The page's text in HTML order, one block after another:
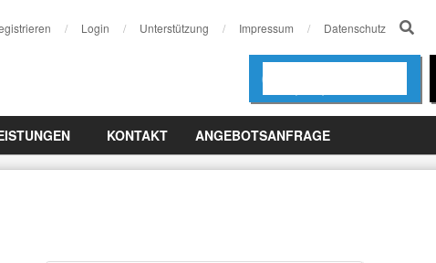
Login Unterstützung Impressum Datenschutz Search
KONTAKT ANGEBOTSANFRAGE